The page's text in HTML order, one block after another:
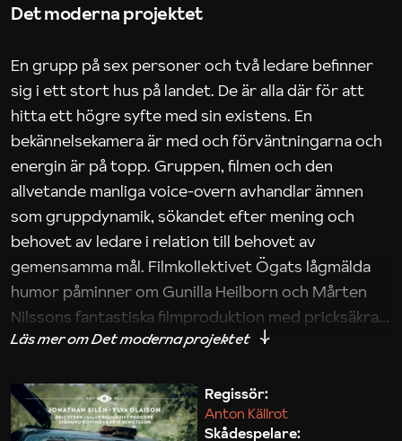
Det moderna projektet
En grupp på sex personer och två ledare befinner
sig i ett stort hus på landet. De är alla där för att
hitta ett högre syfte med sin existens. En
bekännelsekamera är med och förväntningarna och
energin är på topp. Gruppen, filmen och den
allvetande manliga voice-overn avhandlar ämnen
som gruppdynamik, sökandet efter mening och
behovet av ledare i relation till behovet av
gemensamma mål. Filmkollektivet Ögats lågmälda
humor påminner om Gunilla Heilborn och Mårten
Nilssons fantastiska filmproduktion med pricksäkra
iakttagelser om hur svårt det kan vara att omsätta
Maja Kekonius
Regissör:
Anton Källrot
Skådespelare: